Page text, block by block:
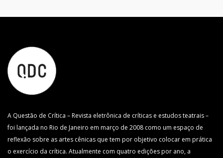
A Questão de Crítica – Revista eletrônica de críticas e estudos teatrais –
foi lançada no Rio de Janeiro em março de 2008 como um espaço de
reflexão sobre as artes cênicas que tem por objetivo colocar em prática
o exercício da crítica. Atualmente com quatro edições por ano, a